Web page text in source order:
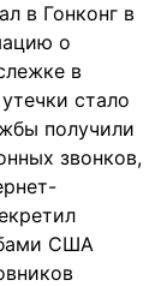
в Гонконг в
о
в
стало
получили
звонков,
CША